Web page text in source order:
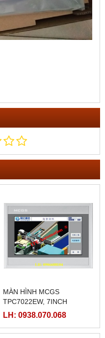
MÀN HÌNH MCGS
TPC7022EW, 7INCH
LH: 0938.070.068